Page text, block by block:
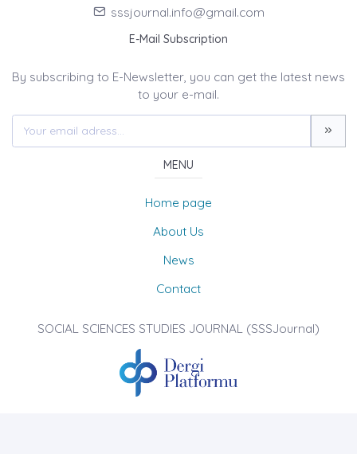
sssjournal.info@gmail.com
E-Mail Subscription
By subscribing to E-Newsletter, you can get the latest news
to your e-mail.
MENU
Home page
About Us
News
Contact
SOCIAL SCIENCES STUDIES JOURNAL (SSSJournal)